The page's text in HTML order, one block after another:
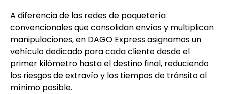
A diferencia de las redes de paquetería
convencionales que consolidan envíos y multiplican
manipulaciones, en DAGO Express asignamos un
vehículo dedicado para cada cliente desde el
primer kilómetro hasta el destino final, reduciendo
los riesgos de extravío y los tiempos de tránsito al
mínimo posible.